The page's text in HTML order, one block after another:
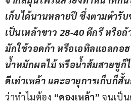
เก็บได้นานหลายปี ซึ่งตามตำรั
เป็นเหล้าขาว 28-40 ดีกรี หรือถ้
มักใช้วอดก้า หรือเอทิลแอลกอ
น้ำหมักผลไม้ หรือน้ำส้มสายชูก็
ดีเท่าเหล้า และอายุการเก็บก็สั้
ว่าทำไมต้อง “ดองเหล้า” จนเป็น